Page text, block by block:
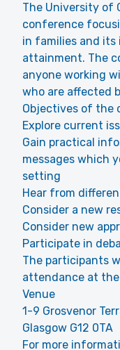
The University of
conference
in families and its
attainment. The
anyone working
who are affected
Objectives of the
Explore current
Gain practical
messages which
setting
Hear from
Consider a new
Consider new
Participate in
The participants
attendance at
Venue
1-9 Grosvenor
Glasgow G12 0TA
For more